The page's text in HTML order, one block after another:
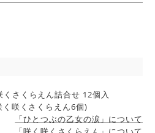
さくらえん詰合せ 12個入
咲くさくらえん6個)
「ひとつぶの乙女の涙」について